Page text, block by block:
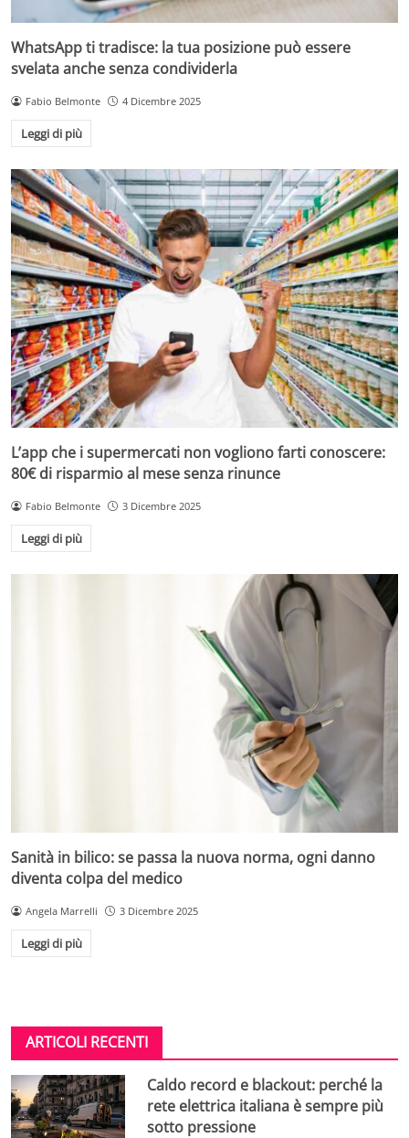
WhatsApp ti tradisce: la tua posizione può essere
svelata anche senza condividerla
Fabio Belmonte 4 Dicembre 2025
Leggi di più
L’app che i supermercati non vogliono farti conoscere:
80€ di risparmio al mese senza rinunce
Fabio Belmonte 3 Dicembre 2025
Leggi di più
Sanità in bilico: se passa la nuova norma, ogni danno
diventa colpa del medico
Angela Marrelli 3 Dicembre 2025
Leggi di più
ARTICOLI RECENTI
Caldo record e blackout: perché la
rete elettrica italiana è sempre più
sotto pressione